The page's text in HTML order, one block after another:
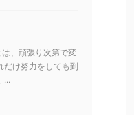
、頑張り次第で変
だけ努力をしても到
...